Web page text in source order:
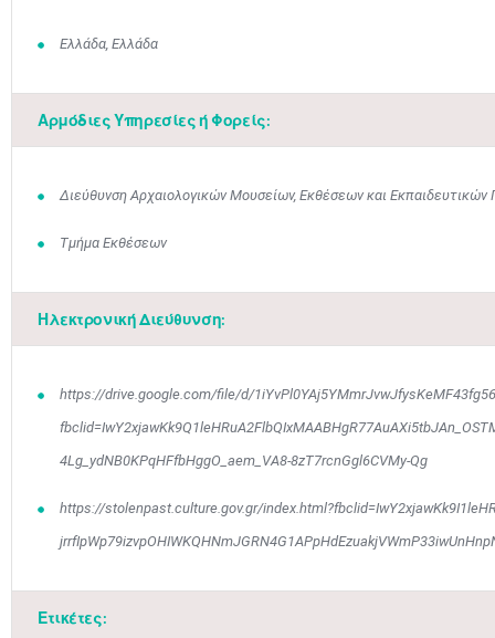
Ελλάδα, Ελλάδα
Αρμόδιες Υπηρεσίες ή Φορείς:
Διεύθυνση Αρχαιολογικών Μουσείων, Εκθέσεων και
Τμήμα Εκθέσεων
Ηλεκτρονική Διεύθυνση:
https://drive.google.com/file/d/
4Lg_ydNB0KPqHFfbHggO_aem_VA8-8zT7rcnGgl6CVMy-Qg
https://stolenpast.culture.gov.gr/
Ετικέτες:
Μαϊ1 2
• • • • • •
11 12 13
18
•
19
•
20
•
21
•••
22
•••
23
•••
24 25
•
26 27 28 29 30